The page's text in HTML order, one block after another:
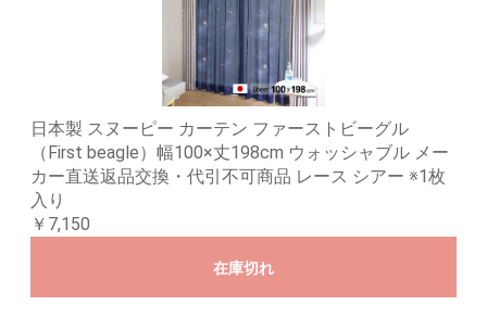
日本製 スヌーピー カーテン ファーストビーグル
（First beagle）幅100×丈198cm ウォッシャブル メー
カー直送返品交換・代引不可商品 レース シアー ※1枚
入り
￥7,150
在庫切れ